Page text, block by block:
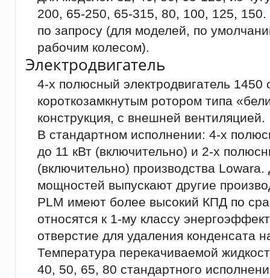
200, 65-250, 65-315, 80, 100, 125,
по запросу (для моделей, по
рабочим колесом).
Электродвигатель
4-х полюсный электродвигатель 1450
короткозамкнутым ротором типа
конструкция, с внешней вентиляцией.
В стандартном исполнении: 4-х
до 11 кВт (включительно) и 2-х
(включительно) производства
мощностей выпускают другие
PLМ имеют более высокий КПД по
относятся к 1-му классу
отверстие для удаления конденсата
Температура перекачиваемой
40, 50, 65, 80 стандартного